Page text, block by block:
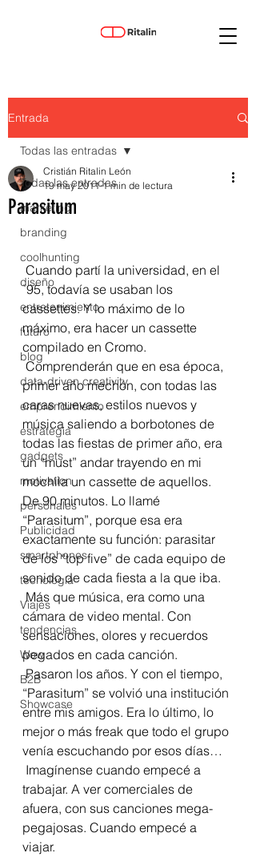
Entrada
Todas las entradas
marketing
branding
coolhunting
diseño
entretenimiento
futuro
blog
data-driven creativity
emprendimiento
estrategia
gadgets
motivation
personales
Publicidad
smartphones
tecnología
Viajes
tendencias
Wow
B2B
Showcase
Todas las entradas
Parasitum
Cristián Ritalin León
19 may 2011 1 min de lectura
`95, todavía se usaban los
cassettes. Y lo máximo de lo
máximo, era hacer un cassette
compilado en Cromo.
Comprenderán que en esa época,
primer año mechón, con todas las
caras nuevas, estilos nuevos y
música saliendo a borbotones de
todas las fiestas de primer año, era
un “must” andar trayendo en mi
mochila un cassette de aquellos.
De 90 minutos. Lo llamé
“Parasitum”, porque esa era
exactamente su función: parasitar
de los “top five” de cada equipo de
sonido de cada fiesta a la que iba.
cámara de video mental. Con
sensaciones, olores y recuerdos
pegados en cada canción.
Pasaron los años. Y con el tiempo,
“Parasitum” se volvió una institución
entre mis amigos. Era lo último, lo
mejor o más freak que todo el grupo
venía escuchando por esos días…
trabajar. A ver comerciales de
afuera, con sus canciones mega-
pegajosas. Cuando empecé a
viajar.